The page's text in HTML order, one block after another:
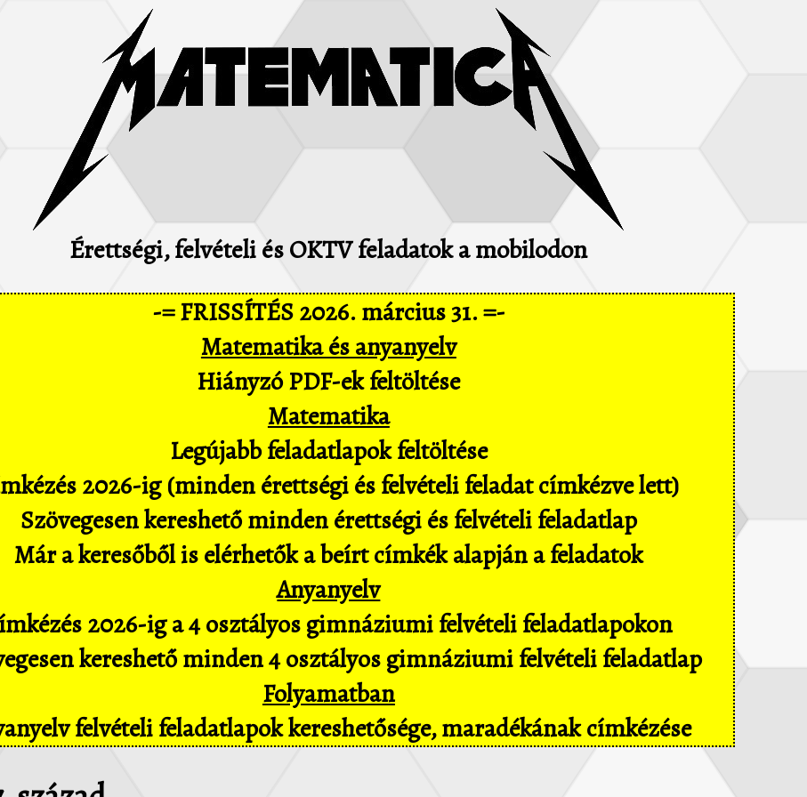
Érettségi, felvételi és OKTV feladatok a mobilodon
-= FRISSÍTÉS 2026. március 31. =-
Matematika és anyanyelv
Hiányzó PDF-ek feltöltése
Matematika
Legújabb feladatlapok feltöltése
2026-ig (minden érettségi és felvételi feladat címkézve lett)
Szövegesen kereshető minden érettségi és felvételi feladatlap
Már a keresőből is elérhetők a beírt címkék alapján a feladatok
Anyanyelv
2026-ig a 4 osztályos gimnáziumi felvételi feladatlapokon
kereshető minden 4 osztályos gimnáziumi felvételi feladatlap
Folyamatban
felvételi feladatlapok kereshetősége, maradékának címkézése